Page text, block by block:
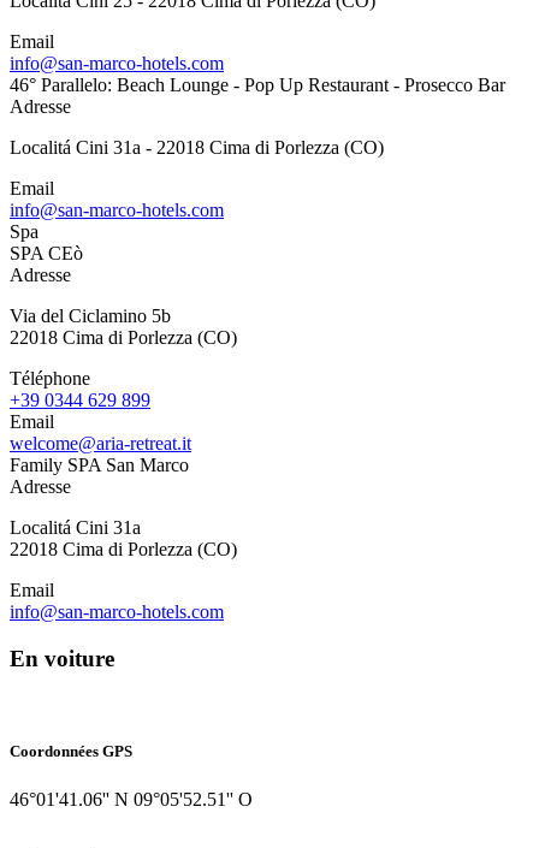
Email
info@san-marco-hotels.com
46° Parallelo: Beach Lounge - Pop Up Restaurant - Prosecco Bar
Adresse
Localitá Cini 31a - 22018 Cima di Porlezza (CO)
Email
info@san-marco-hotels.com
Spa
SPA CEò
Adresse
Via del Ciclamino 5b
22018 Cima di Porlezza (CO)
Téléphone
+39 0344 629 899
Email
welcome@aria-retreat.it
Family SPA San Marco
Adresse
Localitá Cini 31a
22018 Cima di Porlezza (CO)
Email
info@san-marco-hotels.com
En voiture
Coordonnées GPS
46°01'41.06'' N 09°05'52.51'' O